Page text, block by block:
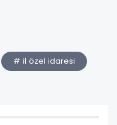
# il özel idaresi